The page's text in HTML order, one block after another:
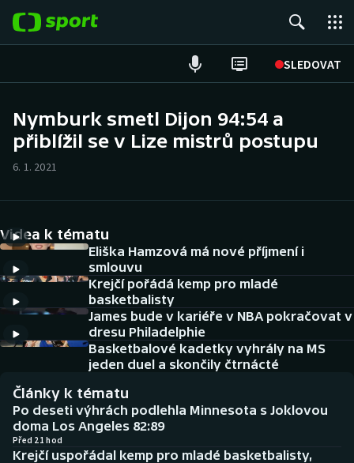
SLEDOVAT
Hokej
Cyklistika
DALŠÍ SPORTY
Americký fotbal
Baseball a softbal
Basketbal
Biatlon
NEPŘEHLÉDNĚTE
Historické návraty
Aplikace ČT sport
Nymburk smetl Dijon 94:54 a
přiblížil se v Lize mistrů postupu
6. 1. 2021
Videa k tématu
Eliška Hamzová má nové příjmení i
smlouvu
Krejčí pořádá kemp pro mladé
basketbalisty
James bude v kariéře v NBA pokračovat v
dresu Philadelphie
Basketbalové kadetky vyhrály na MS
jeden duel a skončily čtrnácté
Články k tématu
Po deseti výhrách podlehla Minnesota s Joklovou
doma Los Angeles 82:89
Před 21 hod
Krejčí uspořádal kemp pro mladé basketbalisty,